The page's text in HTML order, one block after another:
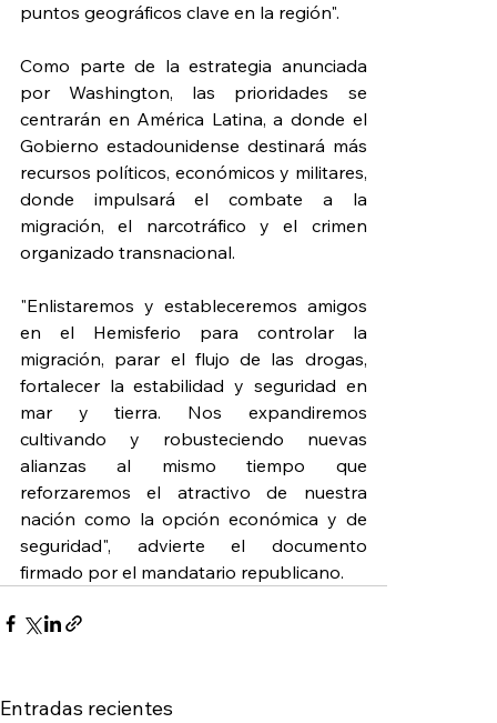
puntos geográficos clave en la región".
Como parte de la estrategia anunciada
por Washington, las prioridades se
centrarán en América Latina, a donde el
Gobierno estadounidense destinará más
recursos políticos, económicos y militares,
donde impulsará el combate a la
migración, el narcotráfico y el crimen
organizado transnacional.
"Enlistaremos y estableceremos amigos
en el Hemisferio para controlar la
migración, parar el flujo de las drogas,
fortalecer la estabilidad y seguridad en
mar y tierra. Nos expandiremos
cultivando y robusteciendo nuevas
alianzas al mismo tiempo que
reforzaremos el atractivo de nuestra
nación como la opción económica y de
seguridad", advierte el documento
firmado por el mandatario republicano.
Entradas recientes